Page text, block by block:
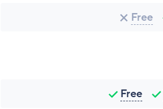
Free
Free